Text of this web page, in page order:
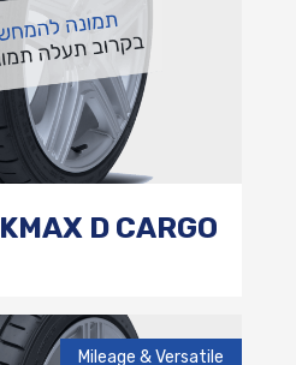
KMAX D CARGO
Mileage & Versatile